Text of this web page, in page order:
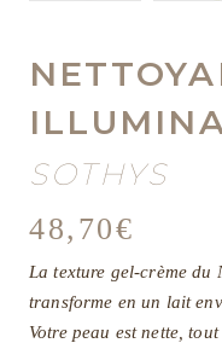
SOTHYS
48,70€
La texture gel-crème du
transforme en un lait
Votre peau est nette,